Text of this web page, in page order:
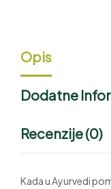
Opis
Dodatne
Recenzije (0)
Kada u Ayurvedi